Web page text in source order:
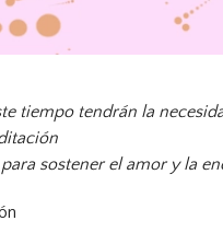
tiempo tendrán la
sostener el amor y la